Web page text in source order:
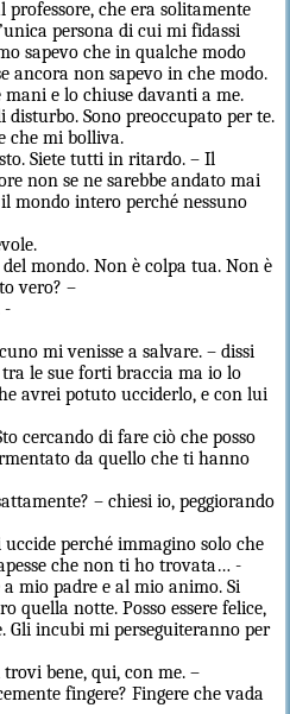
che era solitamente
persona di cui mi fidassi
sapevo che in qualche modo
ancora non sapevo in che modo.
e lo chiuse davanti a me.
disturbo. Sono preoccupato per te.
che mi bolliva.
Siete tutti in ritardo. – Il
non se ne sarebbe andato mai
mondo intero perché nessuno
mondo. Non è colpa tua. Non è
vero? –
-
mi venisse a salvare. – dissi
le sue forti braccia ma io lo
avrei potuto ucciderlo, e con lui
cercando di fare ciò che posso
da quello che ti hanno
– chiesi io, peggiorando
perché immagino solo che
che non ti ho trovata… -
mio padre e al mio animo. Si
quella notte. Posso essere felice,
Gli incubi mi perseguiteranno per
bene, qui, con me. –
fingere? Fingere che vada